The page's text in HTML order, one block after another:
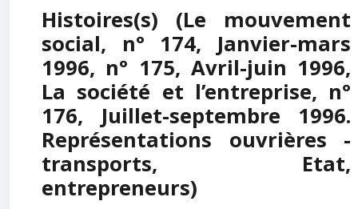
Histoires(s) (Le mouvement
social, n° 174, Janvier-mars
1996, n° 175, Avril-juin 1996,
La société et l’entreprise, n°
176, Juillet-septembre 1996.
Représentations ouvrières -
transports, Etat,
entrepreneurs)